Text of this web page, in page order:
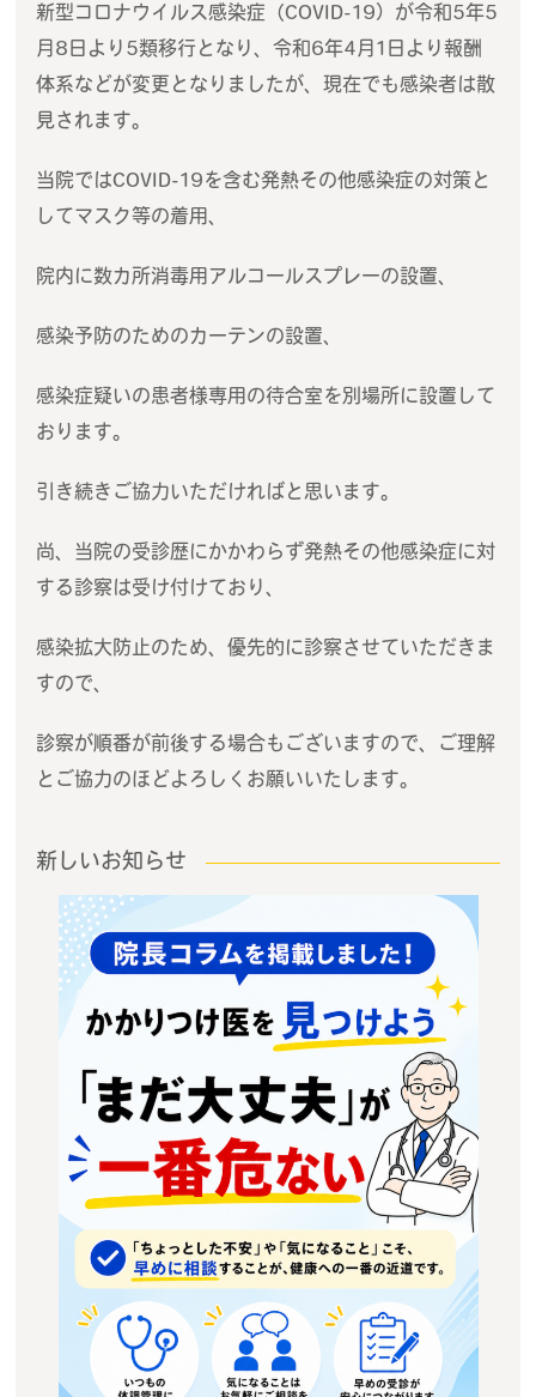
新型コロナウイルス感染症（COVID-19）が令和5年5
月8日より5類移行となり、令和6年4月1日より報酬
体系などが変更となりましたが、現在でも感染者は散
見されます。
当院ではCOVID-19を含む発熱その他感染症の対策と
してマスク等の着用、
院内に数カ所消毒用アルコールスプレーの設置、
感染予防のためのカーテンの設置、
感染症疑いの患者様専用の待合室を別場所に設置して
おります。
引き続きご協力いただければと思います。
尚、当院の受診歴にかかわらず発熱その他感染症に対
する診察は受け付けており、
感染拡大防止のため、優先的に診察させていただきま
すので、
診察が順番が前後する場合もございますので、ご理解
とご協力のほどよろしくお願いいたします。
新しいお知らせ